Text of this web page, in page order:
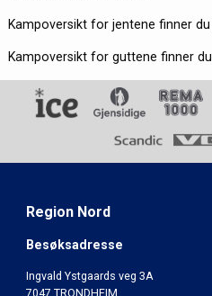
Kampoversikt for jentene finner du
Kampoversikt for guttene finner du
Region Nord
Besøksadresse
Ingvald Ystgaards veg 3A
7047 TRONDHEIM